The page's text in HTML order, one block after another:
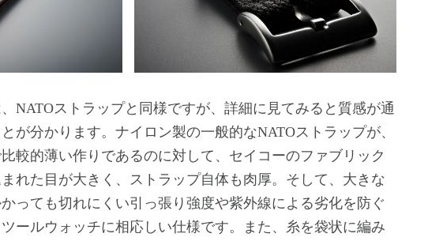
NATOストラップと同様ですが、詳細に見てみると質感が通
が分かります。ナイロン製の一般的なNATOストラップが、
較的薄い作りであるのに対して、セイコーのファブリック
れた目が大きく、ストラップ自体も肉厚。そして、大きな
っても切れにくい引っ張り強度や紫外線による劣化を防ぐ
ールウォッチに相応しい仕様です。また、糸を袋状に編み